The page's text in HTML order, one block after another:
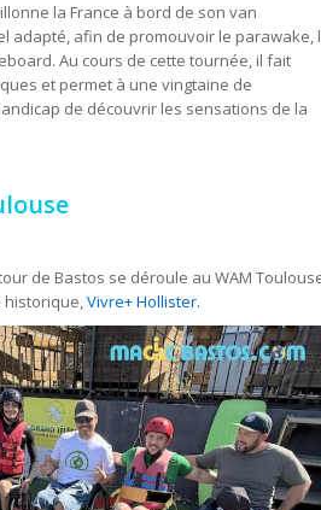
la France à bord de son van
adapté, afin de promouvoir le parawake,
Au cours de cette tournée, il fait
et permet à une vingtaine de
de découvrir les sensations de la
de Bastos se déroule au WAM
historique,Vivre+ Hollister.